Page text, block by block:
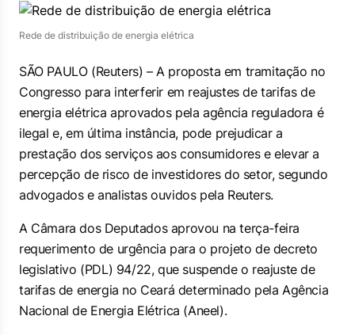
Rede de distribuição de energia elétrica
SÃO PAULO (Reuters) – A proposta em tramitação no
Congresso para interferir em reajustes de tarifas de
energia elétrica aprovados pela agência reguladora é
ilegal e, em última instância, pode prejudicar a
prestação dos serviços aos consumidores e elevar a
percepção de risco de investidores do setor, segundo
advogados e analistas ouvidos pela Reuters.
A Câmara dos Deputados aprovou na terça-feira
requerimento de urgência para o projeto de decreto
legislativo (PDL) 94/22, que suspende o reajuste de
tarifas de energia no Ceará determinado pela Agência
Nacional de Energia Elétrica (Aneel).